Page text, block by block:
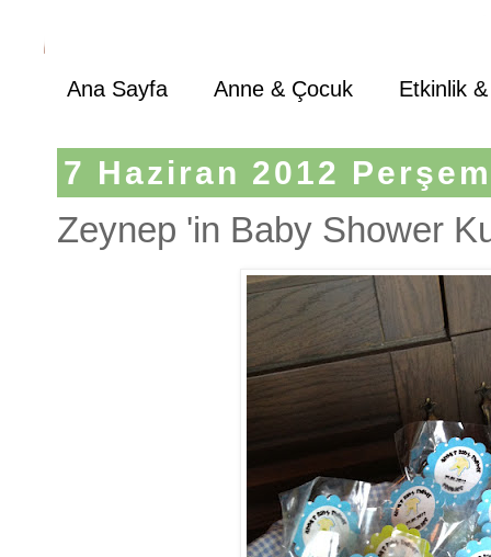
Ana Sayfa Anne & Çocuk Etkinlik
7 Haziran 2012
Zeynep 'in Baby Shower